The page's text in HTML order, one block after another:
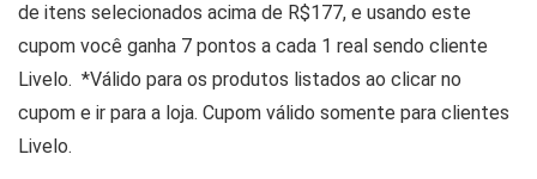
de itens selecionados acima de R$177, e usando este
cupom você ganha 7 pontos a cada 1 real sendo cliente
Livelo. *Válido para os produtos listados ao clicar no
cupom e ir para a loja. Cupom válido somente para clientes
Livelo.